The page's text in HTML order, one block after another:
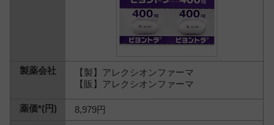
【製】アレクシオンファーマ
【販】アレクシオンファーマ
8,979円